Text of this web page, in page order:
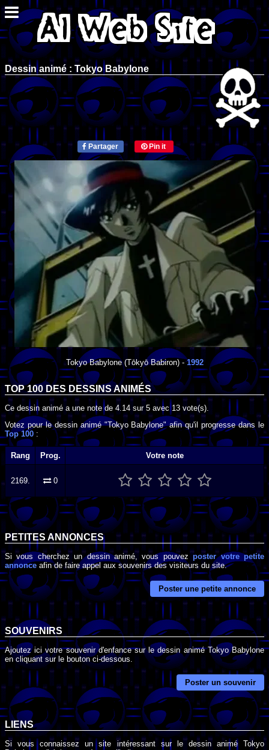
Dessin animé : Tokyo Babylone
Partager Pin it
Tokyo Babylone(Tōkyō Babiron) -1992
TOP 100 DES DESSINS ANIMÉS
Ce dessin animé a une note de 4.14 sur 5 avec 13 vote(s).
Votez pour le dessin animé "Tokyo Babylone" afin qu'il progresse dans le
Top 100 :
Rang Prog. Votre note
2169. 0
PETITES ANNONCES
Si vous cherchez un dessin animé, vous pouvezposter votre petite
annonce afin de faire appel aux souvenirs des visiteurs du site.
Poster une petite annonce
SOUVENIRS
Ajoutez ici votre souvenir d'enfance sur le dessin animé Tokyo Babylone
en cliquant sur le bouton ci-dessous.
Poster un souvenir
LIENS
Si vous connaissez un site intéressant sur le dessin animé Tokyo